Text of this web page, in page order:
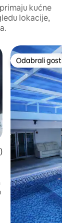
kućne
lokacije,
ocjena: 4,85/5,
Odabrali gosti
Odabrali gosti